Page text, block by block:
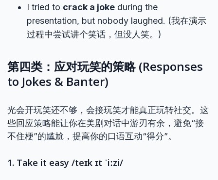
I tried to crack a joke during the
presentation, but nobody laughed. (我在演示
过程中尝试讲个笑话，但没人笑。)
第四类：应对玩笑的策略 (Responses
to Jokes & Banter)
光会开玩笑还不够，会接玩笑才能真正玩转社交。这
些回应策略能让你在美剧对话中游刃有余，避免“接
不住梗”的尴尬，提高你的口语互动“得分”。
1. Take it easy /teɪk ɪt ˈiːzi/